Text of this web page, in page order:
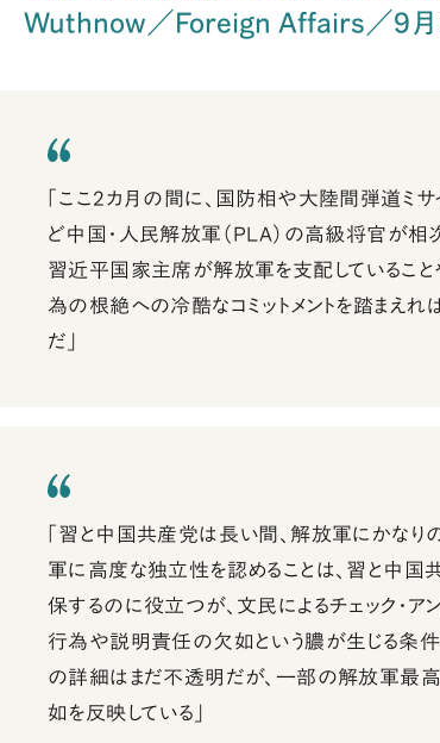
Wuthnow／Foreign Affairs／9月
「ここ2カ月の間に、国防相や大陸間弾道ミ
ど中国・人民解放軍（PLA）の高級将官が相
習近平国家主席が解放軍を支配しているこ
為の根絶への冷酷なコミットメントを踏まえれ
だ」
「習と中国共産党は長い間、解放軍にかなり
軍に高度な独立性を認めることは、習と中
保するのに役立つが、文民によるチェック・ア
行為や説明責任の欠如という膿が生じる条件
の詳細はまだ不透明だが、一部の解放軍最
如を反映している」